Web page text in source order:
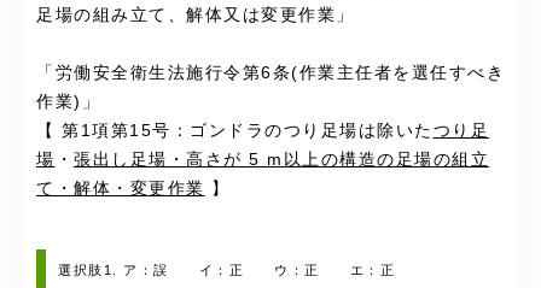
足場の組み立て、解体又は変更作業」
「労働安全衛生法施行令第6条(作業主任者を選任すべき
作業)」
【 第1項第15号：ゴンドラのつり足場は除いた つり足
場 ・ 張出し足場・高さが 5 m以上の構造の足場の組立
て・解体・変更作業 】
選択肢1. ア：誤 イ：正 ウ：正 エ：正